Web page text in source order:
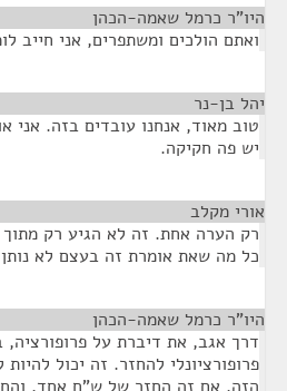
היו"ר כרמל שאמה-הכהן
ואתם הולכים ומשתפרים, אני חייב
יהל בן-נר
טוב מאוד, אנחנו עובדים בזה. אני
יש פה חקיקה.
אורי מקלב
רק הערה אחת. זה לא הגיע רק
כל מה שאת אומרת זה בעצם לא
היו"ר כרמל שאמה-הכהן
דרך אגב, את דיברת על פרופורציה,
פרופורציונלי להחזר. זה יכול להיות